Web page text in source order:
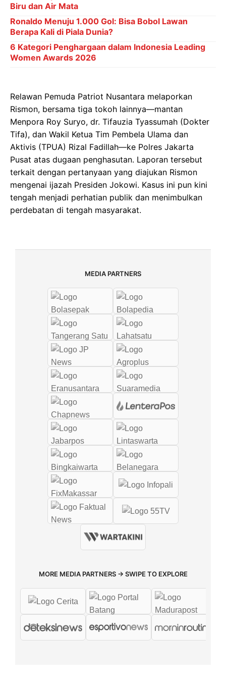
Biru dan Air Mata
Ronaldo Menuju 1.000 Gol: Bisa Bobol Lawan
Berapa Kali di Piala Dunia?
6 Kategori Penghargaan dalam Indonesia Leading
Women Awards 2026
Relawan Pemuda Patriot Nusantara melaporkan
Rismon, bersama tiga tokoh lainnya—mantan
Menpora Roy Suryo, dr. Tifauzia Tyassumah (Dokter
Tifa), dan Wakil Ketua Tim Pembela Ulama dan
Aktivis (TPUA) Rizal Fadillah—ke Polres Jakarta
Pusat atas dugaan penghasutan. Laporan tersebut
terkait dengan pertanyaan yang diajukan Rismon
mengenai ijazah Presiden Jokowi. Kasus ini pun kini
tengah menjadi perhatian publik dan menimbulkan
perdebatan di tengah masyarakat.
MEDIA PARTNERS
MORE MEDIA PARTNERS → SWIPE TO EXPLORE